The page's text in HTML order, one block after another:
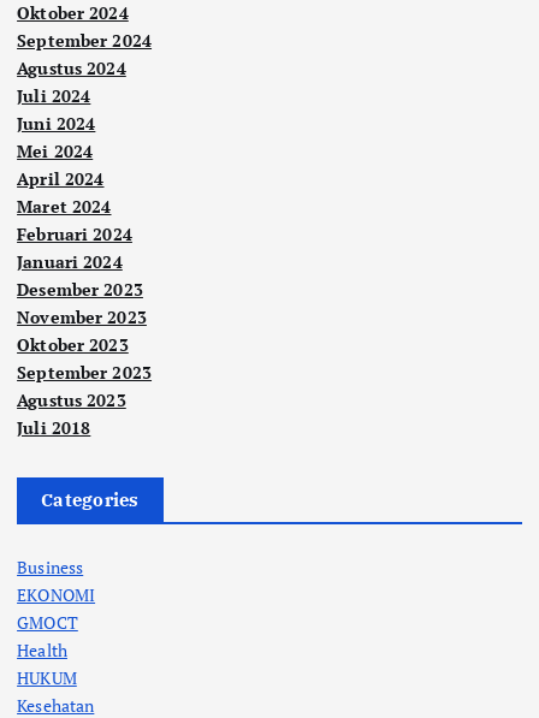
Oktober 2024
September 2024
Agustus 2024
Juli 2024
Juni 2024
Mei 2024
April 2024
Maret 2024
Februari 2024
Januari 2024
Desember 2023
November 2023
Oktober 2023
September 2023
Agustus 2023
Juli 2018
Categories
Business
EKONOMI
GMOCT
Health
HUKUM
Kesehatan